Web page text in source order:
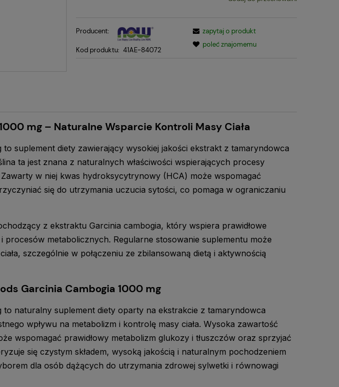
Producent:
Kod produktu: 41AE-84072
zapytaj o produkt
poleć znajomemu
mg – Naturalne Wsparcie Kontroli Masy Ciała
to suplement diety zawierający wysokiej jakości ekstrakt z tamaryndowca
ta jest znana z naturalnych właściwości wspierających procesy
w niej kwas hydroksycytrynowy (HCA) może wspomagać
się do utrzymania uczucia sytości, co pomaga w ograniczaniu
z ekstraktu Garcinia cambogia, który wspiera prawidłowe
metabolicznych. Regularne stosowanie suplementu może
szczególnie w połączeniu ze zbilansowaną dietą i aktywnością
Garcinia Cambogia 1000 mg
to naturalny suplement diety oparty na ekstrakcie z tamaryndowca
wpływu na metabolizm i kontrolę masy ciała. Wysoka zawartość
wspomagać prawidłowy metabolizm glukozy i tłuszczów oraz sprzyjać
się czystym składem, wysoką jakością i naturalnym pochodzeniem
dla osób dążących do utrzymania zdrowej sylwetki i równowagi